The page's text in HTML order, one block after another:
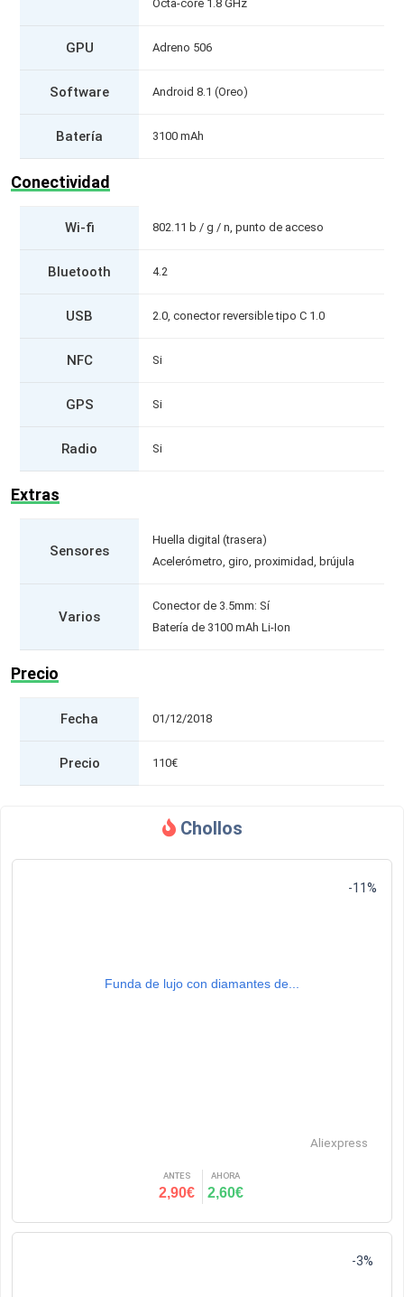
Octa-core 1.8 GHz
GPU Adreno 506
Software Android 8.1 (Oreo)
Batería 3100 mAh
Conectividad
Wi-fi 802.11 b / g / n, punto de acceso
Bluetooth 4.2
USB 2.0, conector reversible tipo C 1.0
NFC Si
GPS Si
Radio Si
Extras
Sensores
Huella digital (trasera)
Acelerómetro, giro, proximidad, brújula
Varios
Conector de 3.5mm: Sí
Batería de 3100 mAh Li-Ion
Precio
Fecha 01/12/2018
Precio 110€
Chollos
Funda de lujo con diamantes de...
Aliexpress
ANTES
2,90€
AHORA
2,60€
-11%
-3%